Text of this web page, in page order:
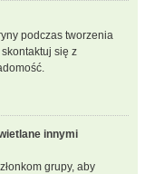
podczas tworzenia
się z
innymi
grupy, aby